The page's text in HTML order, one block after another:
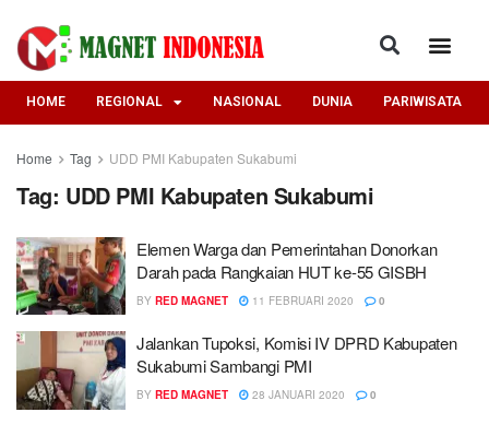
HOME REGIONAL NASIONAL DUNIA PARIWISATA
Home Tag UDD PMI Kabupaten Sukabumi
Tag: UDD PMI Kabupaten Sukabumi
Elemen Warga dan Pemerintahan Donorkan
Darah pada Rangkaian HUT ke-55 GISBH
BY RED MAGNET 11 FEBRUARI 2020 0
Jalankan Tupoksi, Komisi IV DPRD Kabupaten
Sukabumi Sambangi PMI
BY RED MAGNET 28 JANUARI 2020 0